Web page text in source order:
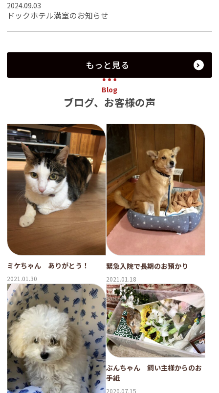
2024.09.03
ドックホテル満室のお知らせ
もっと見る
Blog
ブログ、お客様の声
ミケちゃん ありがとう！
2021.01.30
緊急入院で長期のお預かり
2021.01.18
ぶんちゃん 飼い主様からのお
手紙
2020.07.15